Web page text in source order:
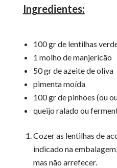
Ingredientes:
100 gr de lentilhas
1 molho de manjericão
50 gr de azeite de oliva
pimenta moída
100 gr de pinhões (ou
queijo ralado ou
Cozer as lentilhas de
indicado na
mas não arrefecer.